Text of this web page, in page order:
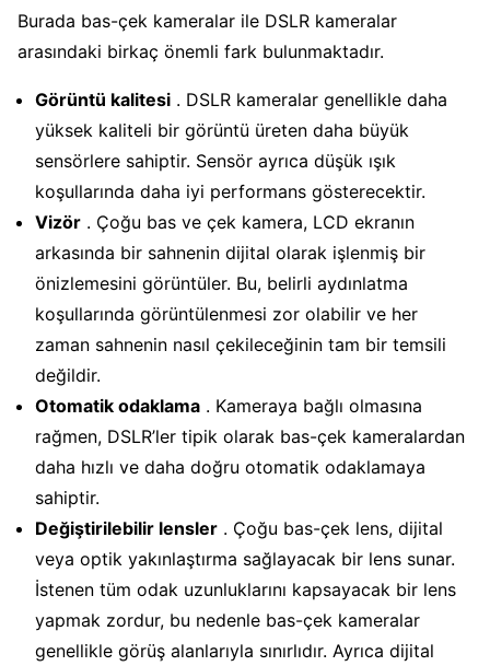
Burada bas-çek kameralar ile DSLR kameralar
arasındaki birkaç önemli fark bulunmaktadır.
Görüntü kalitesi . DSLR kameralar genellikle daha
yüksek kaliteli bir görüntü üreten daha büyük
sensörlere sahiptir. Sensör ayrıca düşük ışık
koşullarında daha iyi performans gösterecektir.
Vizör . Çoğu bas ve çek kamera, LCD ekranın
arkasında bir sahnenin dijital olarak işlenmiş bir
önizlemesini görüntüler. Bu, belirli aydınlatma
koşullarında görüntülenmesi zor olabilir ve her
zaman sahnenin nasıl çekileceğinin tam bir temsili
değildir.
Otomatik odaklama . Kameraya bağlı olmasına
rağmen, DSLR’ler tipik olarak bas-çek kameralardan
daha hızlı ve daha doğru otomatik odaklamaya
sahiptir.
Değiştirilebilir lensler . Çoğu bas-çek lens, dijital
veya optik yakınlaştırma sağlayacak bir lens sunar.
İstenen tüm odak uzunluklarını kapsayacak bir lens
yapmak zordur, bu nedenle bas-çek kameralar
genellikle görüş alanlarıyla sınırlıdır. Ayrıca dijital